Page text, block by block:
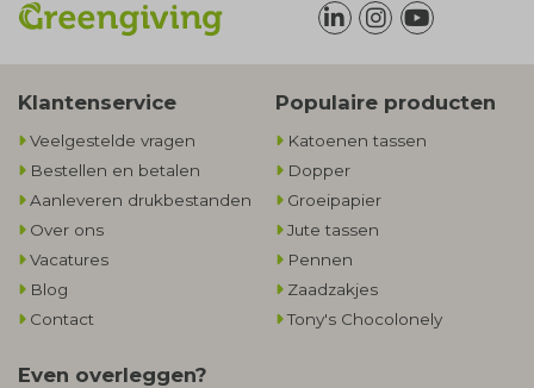
Klantenservice
Veelgestelde vragen
Bestellen en betalen
Aanleveren drukbestanden
Over ons
Vacatures
Blog
Contact
Populaire producten
Katoenen tassen
Dopper
Groeipapier
Jute tassen
Pennen
Zaadzakjes
Tony's Chocolonely
Even overleggen?